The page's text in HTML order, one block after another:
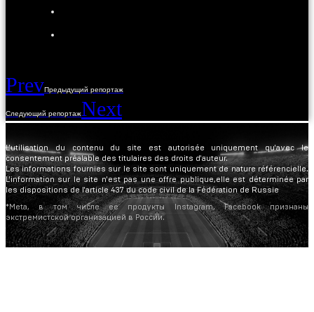
PrevПредыдущий репортаж
Следующий репортажNext
L'utilisation du contenu du site est autorisée uniquement qu'avec le
consentement préalable des titulaires des droits d'auteur.
Les informations fournies sur le site sont uniquement de nature référencielle.
L'information sur le site n'est pas une offre publique,elle est déterminée par
les dispositions de l'article 437 du code civil de la Fédération de Russie
*Meta, в том числе ее продукты Instagram, Facebook признаны
экстремистской организацией в России.